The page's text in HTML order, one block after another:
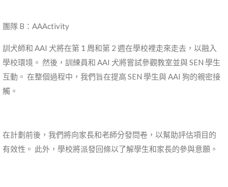
團隊 B：AAActivity
訓犬師和 AAI 犬將在第 1 周和第 2 週在學校裡走來走去，以融入
學校環境。 然後，訓練員和 AAI 犬將嘗試參觀教室並與 SEN 學生
互動。 在整個過程中，我們旨在提高 SEN 學生與 AAI 狗的親密接
觸。
在計劃前後，我們將向家長和老師分發問卷，以幫助評估項目的
有效性。 此外，學校將派發回條以了解學生和家長的參與意願。